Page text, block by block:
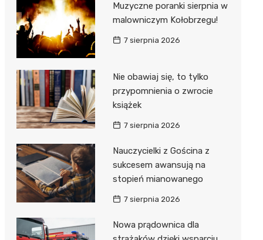
Muzyczne poranki sierpnia w
malowniczym Kołobrzegu!
7 sierpnia 2026
Nie obawiaj się, to tylko
przypomnienia o zwrocie
książek
7 sierpnia 2026
Nauczycielki z Gościna z
sukcesem awansują na
stopień mianowanego
7 sierpnia 2026
Nowa prądownica dla